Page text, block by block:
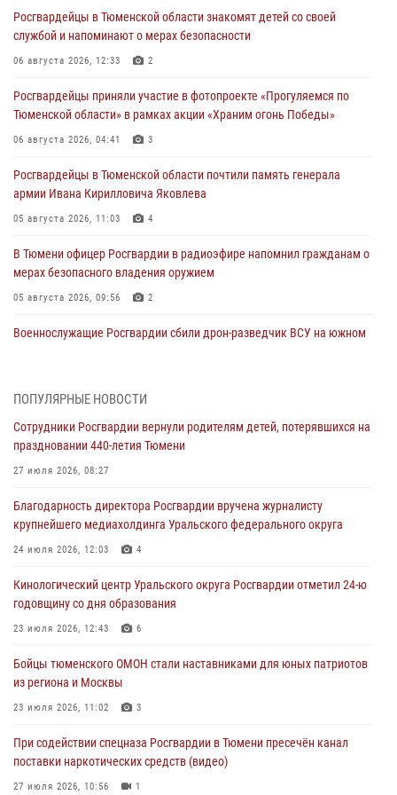
Росгвардейцы в Тюменской области знакомят детей со своей
службой и напоминают о мерах безопасности
06 августа 2026, 12:33 2
Росгвардейцы приняли участие в фотопроекте «Прогуляемся по
Тюменской области» в рамках акции «Храним огонь Победы»
06 августа 2026, 04:41 3
Росгвардейцы в Тюменской области почтили память генерала
армии Ивана Кирилловича Яковлева
05 августа 2026, 11:03 4
В Тюмени офицер Росгвардии в радиоэфире напомнил гражданам о
мерах безопасного владения оружием
05 августа 2026, 09:56 2
Военнослужащие Росгвардии сбили дрон-разведчик ВСУ на южном
масштабных спортивных событий на Урале
05 августа 2026, 05:22
виновника ДТП
05 августа 2026, 05:15
труженицу тыла из Тюмени
04 августа 2026, 11:07
условиях в Тюменской области (видео)
04 августа 2026, 06:28
ПОПУЛЯРНЫЕ НОВОСТИ
Сотрудники Росгвардии вернули родителям детей, потерявшихся на
праздновании 440-летия Тюмени
27 июля 2026, 08:27
Благодарность директора Росгвардии вручена журналисту
крупнейшего медиахолдинга Уральского федерального округа
24 июля 2026, 12:03 4
Кинологический центр Уральского округа Росгвардии отметил 24-ю
годовщину со дня образования
23 июля 2026, 12:43 6
Бойцы тюменского ОМОН стали наставниками для юных патриотов
из региона и Москвы
23 июля 2026, 11:02 3
При содействии спецназа Росгвардии в Тюмени пресечён канал
поставки наркотических средств (видео)
27 июля 2026, 10:56 1